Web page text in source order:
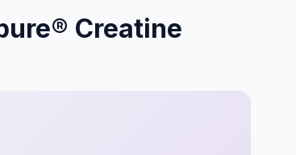
Creatine